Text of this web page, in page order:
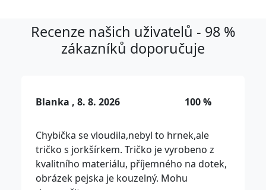
Recenze našich uživatelů - 98 %
zákazníků doporučuje
Blanka , 8. 8. 2026 100 %
Chybička se vloudila,nebyl to hrnek,ale
tričko s jorkšírkem. Tričko je vyrobeno z
kvalitního materiálu, příjemného na dotek,
obrázek pejska je kouzelný. Mohu